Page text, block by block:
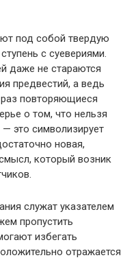
под собой твердую
с суевериями.
даже не стараются
предвестий, а ведь
повторяющиеся
о том, что нельзя
это символизирует
новая,
который возник
служат указателем
пропустить
избегать
отражается